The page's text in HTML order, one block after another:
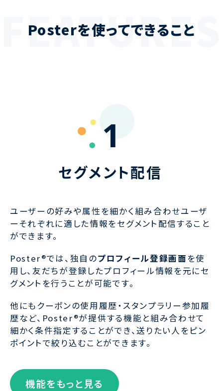
Posterを使ってできること
FEATURES
1
セグメント配信
ユーザーの好みや属性を細かく組み合わせユーザ
ーそれぞれに適した情報をセグメント配信すること
ができます。
Poster®では、独自のプロフィール登録画面を使
用し、友だちが登録したプロフィール情報を元にセ
グメントを行うことが可能です。
他にもクーポンの使用履歴・スタンプラリー参加履
歴など、Poster®が提供する機能と組み合わせて
細かく条件指定することができ、送りたい人をピン
ポイントで絞り込むことができます。
機能をもっと見る